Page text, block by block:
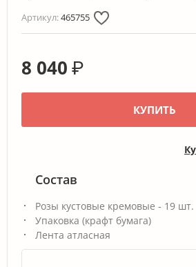
Артикул:465755
8 040 ₽
КУПИТЬ
Состав
Розы кустовые кремовые - 19 шт.
Упаковка (крафт бумага)
Лента атласная